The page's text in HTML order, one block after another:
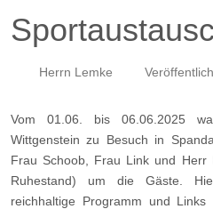
Herrn Lemke
Vom 01.06. bis 06.06.2025
Wittgenstein zu Besuch in
Frau Schoob, Frau Link und Herr
Ruhestand) um die Gäste.
reichhaltige Programm und